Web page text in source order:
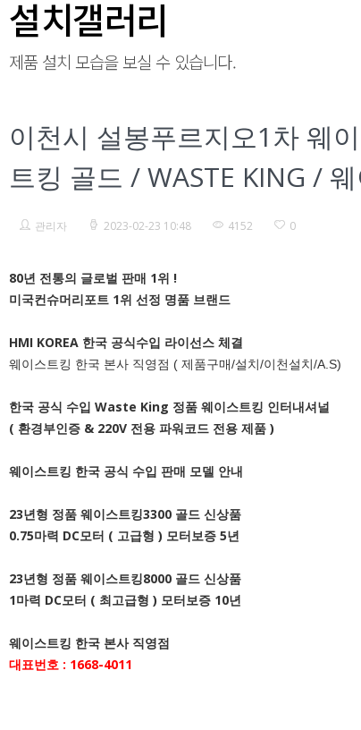
설치갤러리
제품 설치 모습을 보실 수 있습니다.
이천시 설봉푸르지오1차 웨
트킹 골드 / WASTE KING /
관리자 2023-02-23 10:48 4152 0
80년 전통의 글로벌 판매 1위 !
미국컨슈머리포트 1위 선정 명품 브랜드
HMI KOREA 한국 공식수입 라이선스 체결
웨이스트킹 한국 본사 직영점 ( 제품구매/설치/이천설치/A.S)
한국 공식 수입 Waste King 정품 웨이스트킹 인터내셔널
( 환경부인증 & 220V 전용 파워코드 전용 제품 )
웨이스트킹 한국 공식 수입 판매 모델 안내
23년형 정품 웨이스트킹3300 골드 신상품
0.75마력 DC모터 ( 고급형 ) 모터보증 5년
23년형 정품 웨이스트킹8000 골드 신상품
1마력 DC모터 ( 최고급형 ) 모터보증 10년
웨이스트킹 한국 본사 직영점
대표번호 : 1668-4011